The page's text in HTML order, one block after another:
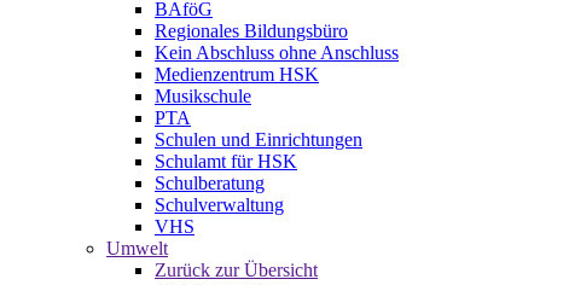
BAföG
Regionales Bildungsbüro
Kein Abschluss ohne Anschluss
Medienzentrum HSK
Musikschule
PTA
Schulen und Einrichtungen
Schulamt für HSK
Schulberatung
Schulverwaltung
VHS
Umwelt
Zurück zur Übersicht